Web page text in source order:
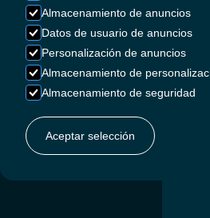
Almacenamiento de anuncios
Datos de usuario de anuncios
Personalización de anuncios
Almacenamiento de
Almacenamiento de seguridad
Aceptar selección